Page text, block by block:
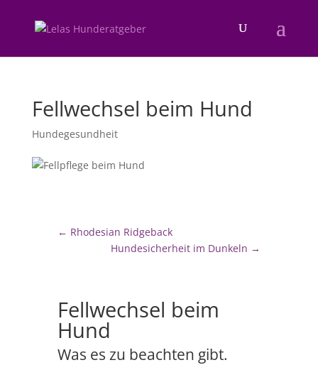
Fellwechsel beim Hund
Hundegesundheit
← Rhodesian Ridgeback
Hundesicherheit im Dunkeln →
Fellwechsel beim
Hund
Was es zu beachten gibt.